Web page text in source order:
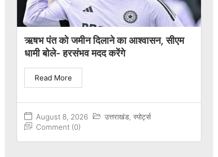
ऋषभ पंत को जमीन दिलाने का आश्वासन, सीएम
धामी बोले- हरसंभव मदद करेंगे
August 8, 2026 उत्तराखंड, स्पोर्ट्स
Comment (0)
Read More